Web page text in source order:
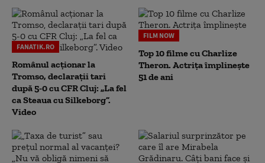
FANATIK.RO
Românul acționar la
Tromso, declarații tari
după 5-0 cu CFR Cluj: „La fel
ca Steaua cu Silkeborg”.
Video
FILM NOW
Top 10 filme cu Charlize
Theron. Actrița împlinește
51 de ani